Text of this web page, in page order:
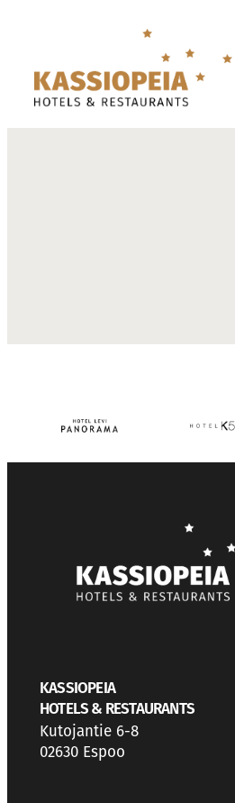
KASSIOPEIA
HOTELS & RESTAURANTS
Kutojantie 6-8
02630 Espoo